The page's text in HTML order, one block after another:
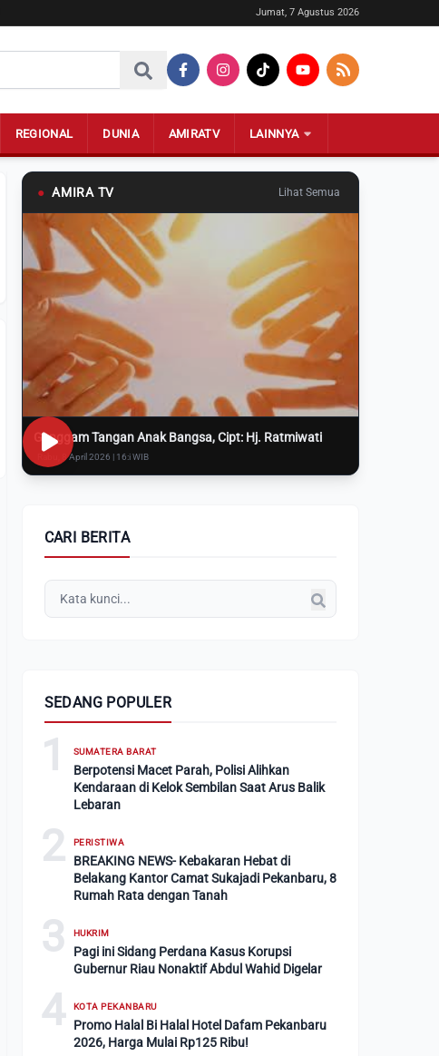
Jumat, 7 Agustus 2026
REGIONAL DUNIA AMIRATV LAINNYA
● AMIRA TV Lihat Semua
Genggam Tangan Anak Bangsa, Cipt: Hj. Ratmiwati
Rabu, 8 April 2026 | 16:i WIB
CARI BERITA
SEDANG POPULER
1 SUMATERA BARAT
Berpotensi Macet Parah, Polisi Alihkan
Kendaraan di Kelok Sembilan Saat Arus Balik
Lebaran
2 PERISTIWA
BREAKING NEWS- Kebakaran Hebat di
Belakang Kantor Camat Sukajadi Pekanbaru, 8
Rumah Rata dengan Tanah
3 HUKRIM
Pagi ini Sidang Perdana Kasus Korupsi
Gubernur Riau Nonaktif Abdul Wahid Digelar
4 KOTA PEKANBARU
Promo Halal Bi Halal Hotel Dafam Pekanbaru
2026, Harga Mulai Rp125 Ribu!